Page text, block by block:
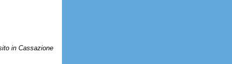
in Cassazione